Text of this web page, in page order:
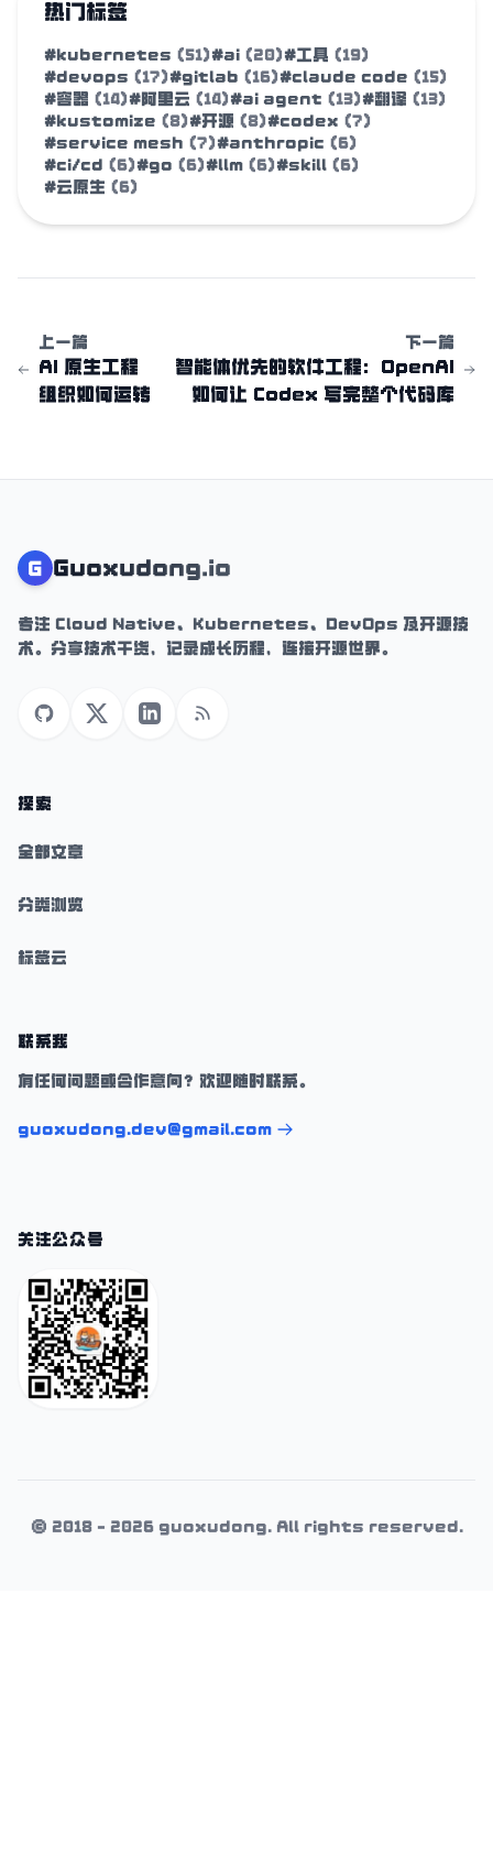
热门标签
#kubernetes (51) #ai (20) #工具 (19)
#devops (17) #gitlab (16) #claude code (15)
#容器 (14) #阿里云 (14) #ai agent (13) #翻译 (13)
#kustomize (8) #开源 (8) #codex (7)
#service mesh (7) #anthropic (6)
#ci/cd (6) #go (6) #llm (6) #skill (6)
#云原生 (6)
上一篇
AI 原生工程
组织如何运转
下一篇
智能体优先的软件工程：OpenAI
如何让 Codex 写完整个代码库
G Guoxudong.io
专注 Cloud Native、Kubernetes、DevOps 及开源技
术。分享技术干货，记录成长历程，连接开源世界。
GitHubX (Twitter)
LinkedIn
RSS
探索
全部文章
分类浏览
标签云
联系我
有任何问题或合作意向？欢迎随时联系。
guoxudong.dev@gmail.com
关注公众号
© 2018 - 2026 guoxudong. All rights reserved.